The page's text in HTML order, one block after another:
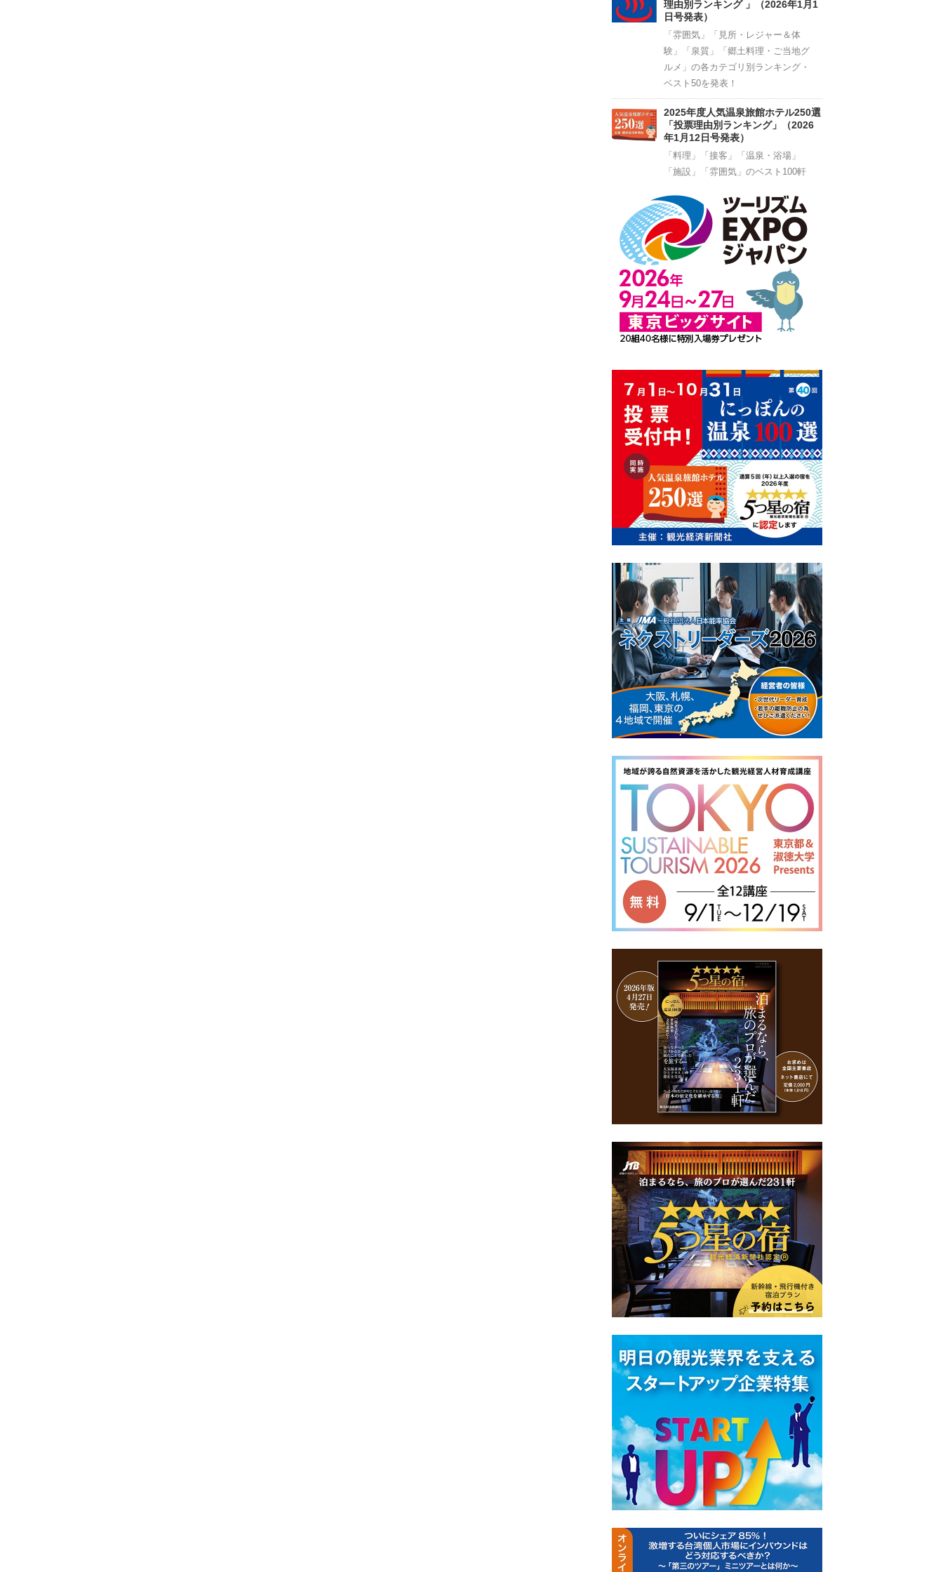
理由別ランキング 」（2026年1月1
日号発表）
「雰囲気」「見所・レジャー＆体
験」「泉質」「郷土料理・ご当地グ
ルメ」の各カテゴリ別ランキング・
ベスト50を発表！
2025年度人気温泉旅館ホテル250選
「投票理由別ランキング」（2026
年1月12日号発表）
「料理」「接客」「温泉・浴場」
「施設」「雰囲気」のベスト100軒